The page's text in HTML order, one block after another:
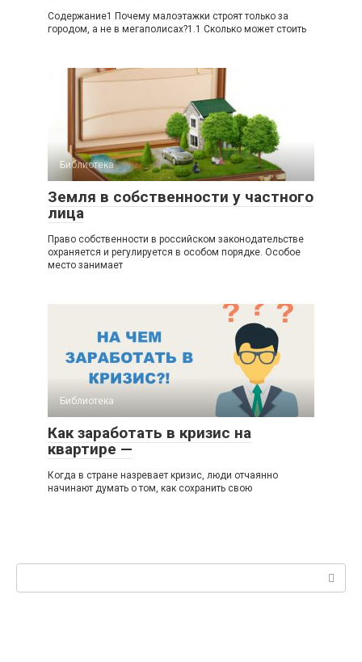
Содержание1 Почему малоэтажки строят только за
городом, а не в мегаполисах?1.1 Сколько может стоить
Библиотека
Земля в собственности у частного
лица
Право собственности в российском законодательстве
охраняется и регулируется в особом порядке. Особое
место занимает
Библиотека
Как заработать в кризис на
квартире —
Когда в стране назревает кризис, люди отчаянно
начинают думать о том, как сохранить свою